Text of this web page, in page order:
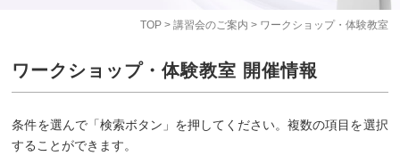
TOP> 講習会のご案内 > ワークショップ・体験教室
ワークショップ・体験教室 開催情報
条件を選んで「検索ボタン」を押してください。複数の項目を選択
することができます。